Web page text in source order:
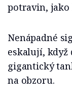
potravin, jako
Nenápadné
eskalují, když
gigantický
na obzoru.